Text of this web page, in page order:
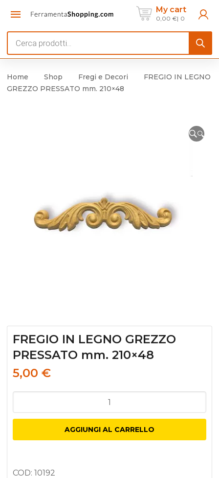
My cart
0,00 € 0
search
Home Shop Fregi e Decori
FREGIO IN LEGNO
GREZZO PRESSATO mm. 210×48
🔍
FREGIO IN LEGNO GREZZO
PRESSATO mm. 210×48
5,00 €
IN
GREZZO
AGGIUNGI AL CARRELLO
COD: 10192